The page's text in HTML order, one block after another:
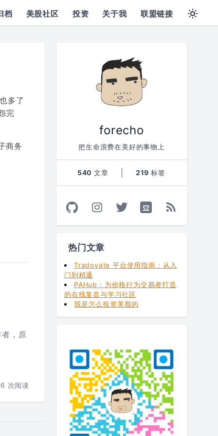
档 美股社区 投资 关于我 联盟链接
多了
完
商务
，原
6 次阅读
forecho
把生命浪费在美好的事物上
540文章 219标签
热门文章
Tradovate 平台使用指南：从入
门到精通
PAHub：为价格行为交易者打造
的在线复盘与学习社区
我是怎么投资美股的